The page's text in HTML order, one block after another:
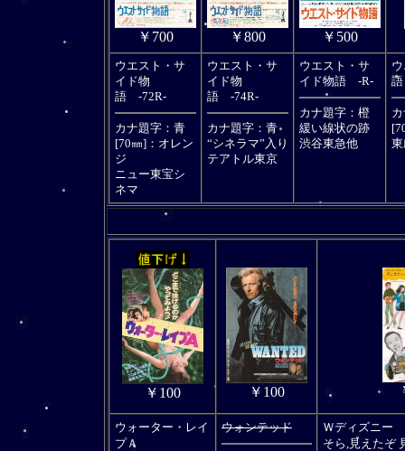
￥700 ￥800 ￥500
ウエスト・サ
イド物
語 -72R-
カナ題字：青
[70㎜]：オレン
ジ
ニュー東宝シ
ネマ
ウエスト・サ
イド物
語 -74R-
カナ題字：青
“シネラマ”入り
テアトル東京
ウエスト・サ
イド物語 -R-
カナ題字：橙
緩い線状の跡
渋谷東急他
￥100 ￥100
ウォーター・レイ
プＡ
ウォンテッド
Ｗディズニー
そら,見えたぞ